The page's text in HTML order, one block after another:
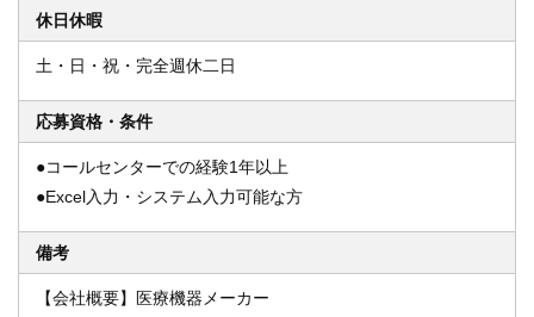
休日休暇
土・日・祝・完全週休二日
応募資格・条件
●コールセンターでの経験1年以上
●Excel入力・システム入力可能な方
備考
【会社概要】医療機器メーカー